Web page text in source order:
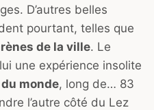
D’autres belles
pourtant, telles que
de la ville. Le
une expérience insolite
monde, long de… 83
l’autre côté du Lez